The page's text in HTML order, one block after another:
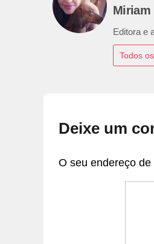
Miriam
Editora e
Todos
Deixe um
O seu endereço